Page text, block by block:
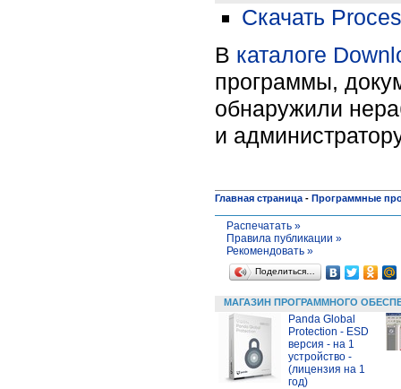
Скачать
В каталоге
программы,
обнаружили
и
Главная страница - Программные
Распечатать »
Правила публикации »
Рекомендовать »
Поделиться…
МАГАЗИН ПРОГРАММНОГО
Panda Global
Protection - ESD
версия - на 1
устройство -
(лицензия на 1
год)